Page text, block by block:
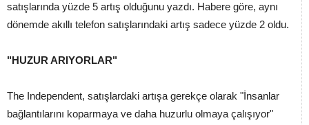
satışlarında yüzde 5 artış olduğunu yazdı. Habere göre, aynı
dönemde akıllı telefon satışlarındaki artış sadece yüzde 2 oldu.
"HUZUR ARIYORLAR"
The Independent, satışlardaki artışa gerekçe olarak "İnsanlar
bağlantılarını koparmaya ve daha huzurlu olmaya çalışıyor"